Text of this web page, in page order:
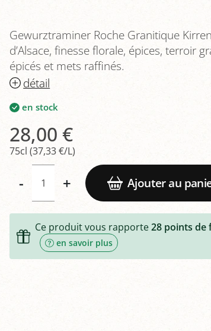
Gewurztraminer Roche Granitique
d’Alsace, finesse florale, épices, terroir
épicés et mets raffinés.
détail
en stock
28,00 €
75cl (37,33 €/L)
- + Ajouter au
Ce produit vous rapporte28 points de
en savoir plus